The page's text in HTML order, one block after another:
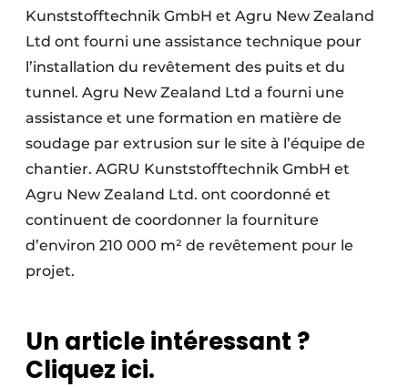
Kunststofftechnik GmbH et Agru New Zealand
Ltd ont fourni une assistance technique pour
l’installation du revêtement des puits et du
tunnel. Agru New Zealand Ltd a fourni une
assistance et une formation en matière de
soudage par extrusion sur le site à l’équipe de
chantier. AGRU Kunststofftechnik GmbH et
Agru New Zealand Ltd. ont coordonné et
continuent de coordonner la fourniture
d’environ 210 000 m² de revêtement pour le
projet.
Un article intéressant ?
Cliquez ici.